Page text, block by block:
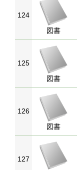
124
図書
125
図書
126
図書
127